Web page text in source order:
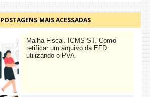
POSTAGENS MAIS ACESSADAS
Malha Fiscal. ICMS-ST. Como
retificar um arquivo da EFD
utilizando o PVA